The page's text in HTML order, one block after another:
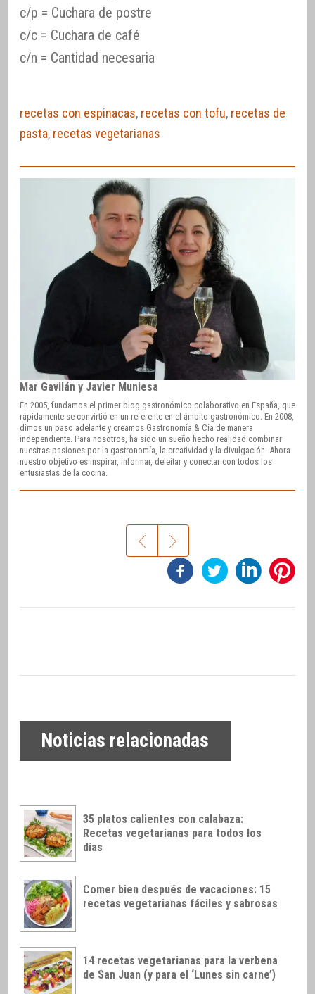
c/p = Cuchara de postre
c/c = Cuchara de café
c/n = Cantidad necesaria
recetas con espinacas, recetas con tofu, recetas de
pasta, recetas vegetarianas
Mar Gavilán y Javier Muniesa
En 2005, fundamos el primer blog gastronómico colaborativo en España, que
rápidamente se convirtió en un referente en el ámbito gastronómico. En 2008,
dimos un paso adelante y creamos Gastronomía & Cía de manera
independiente. Para nosotros, ha sido un sueño hecho realidad combinar
nuestras pasiones por la gastronomía, la creatividad y la divulgación. Ahora
nuestro objetivo es inspirar, informar, deleitar y conectar con todos los
entusiastas de la cocina.
Noticias relacionadas
35 platos calientes con calabaza:
Recetas vegetarianas para todos los
días
Comer bien después de vacaciones: 15
recetas vegetarianas fáciles y sabrosas
14 recetas vegetarianas para la verbena
de San Juan (y para el ‘Lunes sin carne’)